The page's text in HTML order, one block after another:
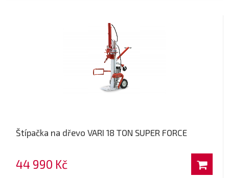
Štípačka na dřevo VARI 18 TON SUPER FORCE
44 990 Kč